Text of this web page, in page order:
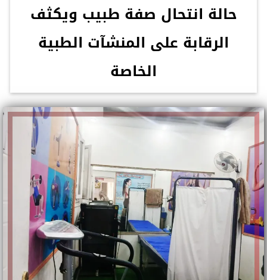
حالة انتحال صفة طبيب ويكثف
الرقابة على المنشآت الطبية
الخاصة